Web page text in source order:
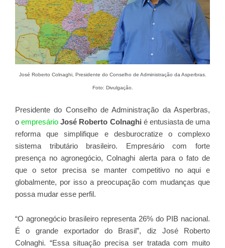
José Roberto Colnaghi, Presidente do Conselho de Administração da Asperbras.
Foto: Divulgação.
Presidente do Conselho de Administração da Asperbras,
oempresário José Roberto Colnaghi é entusiasta de uma
reforma que simplifique e desburocratize o complexo
sistema tributário brasileiro. Empresário com forte
presença no agronegócio, Colnaghi alerta para o fato de
que o setor precisa se manter competitivo no aqui e
globalmente, por isso a preocupação com mudanças que
possa mudar esse perfil.
“O agronegócio brasileiro representa 26% do PIB nacional.
É o grande exportador do Brasil”, diz José Roberto
Colnaghi. “Essa situação precisa ser tratada com muito